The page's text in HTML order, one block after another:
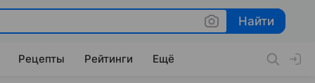
Найти
Найти
Рецепты Рейтинги Ещё